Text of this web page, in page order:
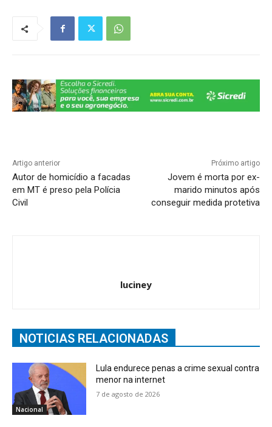
b
o
k
a
m
dI
n
Artigo anterior
Autor de homicídio a facadas
em MT é preso pela Polícia
Civil
Próximo artigo
Jovem é morta por ex-
marido minutos após
conseguir medida protetiva
luciney
NOTICIAS RELACIONADAS
Nacional
Lula endurece penas a crime sexual contra
menor na internet
7 de agosto de 2026